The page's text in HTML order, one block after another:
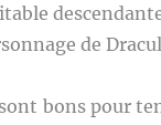
de
bons pour